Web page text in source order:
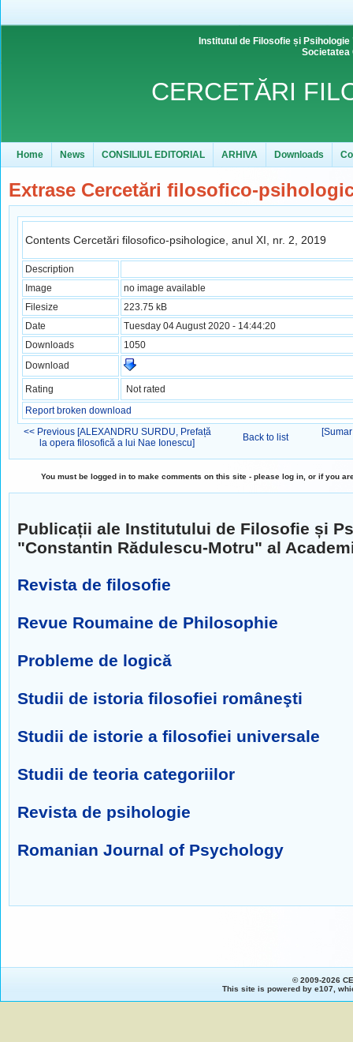
Institutul de Filosofie și
Societatea
CERCETĂRI
Home News CONSILIUL EDITORIAL ARHIVA Downloads
Extrase Cercetări filosofico-
Contents Cercetări filosofico-psihologice, anul XI, nr. 2, 2019
Description
Image
no image available
Filesize
223.75 kB
Date
Tuesday 04 August 2020 - 14:44:20
Downloads
1050
Download
Rating
Not rated
Report broken download
<< Previous [ALEXANDRU SURDU, Prefață
la opera filosofică a lui Nae Ionescu]
Back to list
You must be logged in to make comments on this site - please log in, or if you
Publicații ale Institutului de Filosofie și
"Constantin Rădulescu-Motru" al
Revista de filosofie
Revue Roumaine de Philosophie
Probleme de logică
Studii de istoria filosofiei româneşti
Studii de istorie a filosofiei universale
Studii de teoria categoriilor
Revista de psihologie
Romanian Journal of Psychology
© 2009-2026
This site is powered by e107 ,